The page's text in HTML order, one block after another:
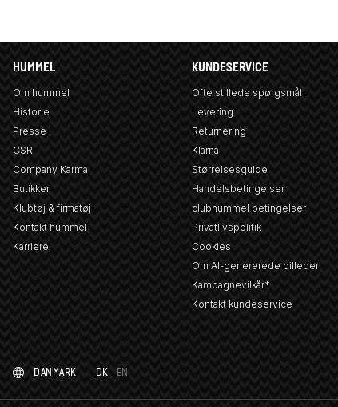
HUMMEL
Om hummel
Historie
Presse
CSR
Company Karma
Butikker
Klubtøj & firmatøj
Kontakt hummel
Karriere
KUNDESERVICE
Ofte stillede spørgsmål
Levering
Returnering
Klarna
Størrelsesguide
Handelsbetingelser
clubhummel betingelser
Privatlivspolitik
Cookies
Om AI-genererede billeder
Kampagnevilkår*
Kontakt kundeservice
DANMARK DK EN